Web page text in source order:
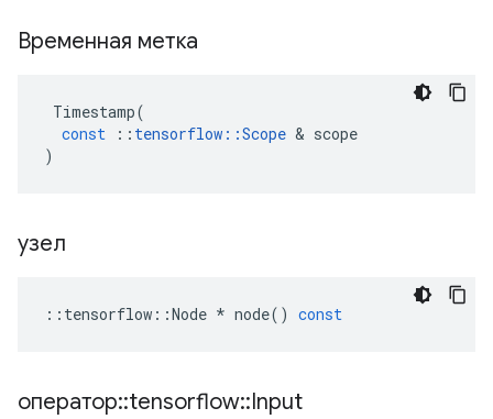
Временная метка
Timestamp(
const
:: tensorflow ::Scope & scope
)
узел
:: tensorflow ::Node * node() const
оператор::tensorflow::Input